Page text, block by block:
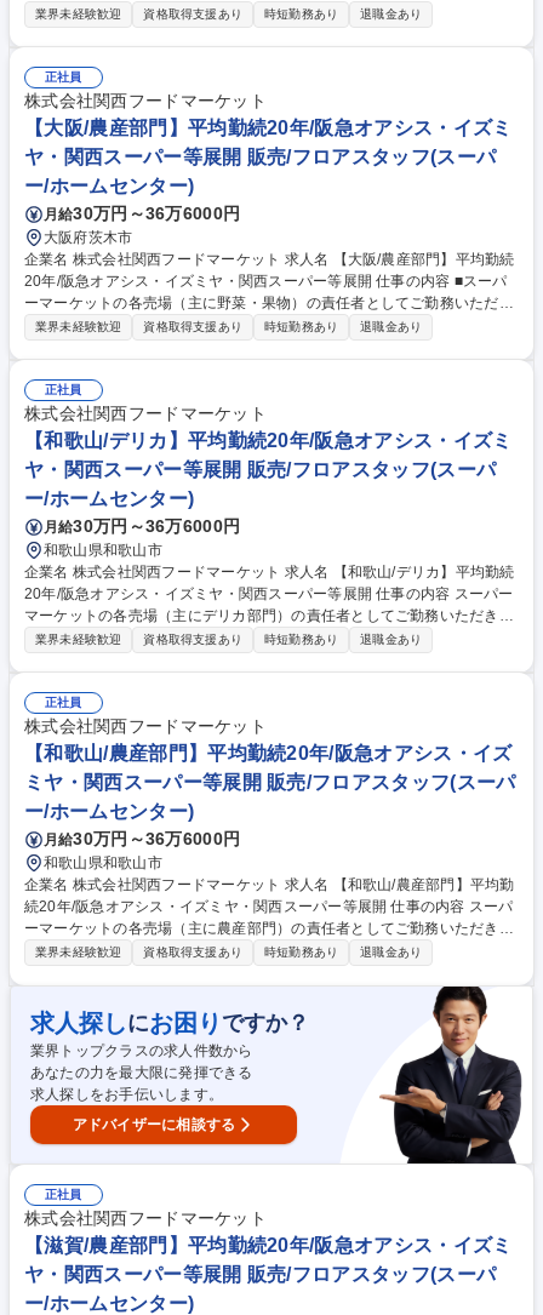
ます。将来的には適性を考慮の上、様々な部署にてご活躍頂けるキャリア
店舗売上予算 及び 利益予算達成のために、・販売計画、運営計画の立案
・計画に基づく日々の売場マネジメント ・数値面、取り組みに対する振り
返り ・部門メンバーのシフト管理、労務管理 といった業務を担当部門内
で実践していただきます。 募集職種 【京都/農産部門】平均勤続20年/阪急
オアシス・イズミヤ・関西スーパー等展開
業界未経験歓迎 資格取得支援あり 時短勤務あり 退職金あり
正社員
株式会社関西フードマーケット
【大阪/農産部門】平均勤続20年/阪急オアシス・イズミ
ヤ・関西スーパー等展開 販売/フロアスタッフ(スーパ
ー/ホームセンター)
月給30万円～36万6000円
大阪府茨木市
企業名 株式会社関西フードマーケット 求人名 【大阪/農産部門】平均勤続
20年/阪急オアシス・イズミヤ・関西スーパー等展開 仕事の内容 ■スーパ
ーマーケットの各売場（主に野菜・果物）の責任者としてご勤務いただき
ます。将来的には適性を考慮の上、様々な部署にてご活躍頂けるキャリア
店舗売上予算 及び 利益予算達成のために、・販売計画、運営計画の立案
・計画に基づく日々の売場マネジメント ・数値面、取り組みに対する振り
返り ・部門メンバーのシフト管理、労務管理 といった業務を担当部門内
で実践していただきます。 募集職種 【大阪/農産部門】平均勤続20年/阪急
オアシス・イズミヤ・関西スーパー等展開
業界未経験歓迎 資格取得支援あり 時短勤務あり 退職金あり
正社員
株式会社関西フードマーケット
【和歌山/デリカ】平均勤続20年/阪急オアシス・イズミ
ヤ・関西スーパー等展開 販売/フロアスタッフ(スーパ
ー/ホームセンター)
月給30万円～36万6000円
和歌山県和歌山市
企業名 株式会社関西フードマーケット 求人名 【和歌山/デリカ】平均勤続
20年/阪急オアシス・イズミヤ・関西スーパー等展開 仕事の内容 スーパー
マーケットの各売場（主にデリカ部門）の責任者としてご勤務いただきま
す。将来的には適性を考慮の上、様々な部署にてご活躍頂けるキャリアパ
舗売上予算 及び 利益予算達成のために、・販売計画、運営計画の立案 ・
計画に基づく日々の売場マネジメント ・数値面、取り組みに対する振り返
り ・部門メンバーのシフト管理、労務管理 といった業務を担当部門内で
実践していただきます。 募集職種 【和歌山/デリカ】平均勤続20年/阪急オ
アシス・イズミヤ・関西スーパー等展開
業界未経験歓迎 資格取得支援あり 時短勤務あり 退職金あり
正社員
株式会社関西フードマーケット
【和歌山/農産部門】平均勤続20年/阪急オアシス・イズ
ミヤ・関西スーパー等展開 販売/フロアスタッフ(スーパ
ー/ホームセンター)
月給30万円～36万6000円
和歌山県和歌山市
企業名 株式会社関西フードマーケット 求人名 【和歌山/農産部門】平均勤
続20年/阪急オアシス・イズミヤ・関西スーパー等展開 仕事の内容 スーパ
ーマーケットの各売場（主に農産部門）の責任者としてご勤務いただきま
す。将来的には適性を考慮の上、様々な部署にてご活躍頂けるキャリアパ
舗でのお仕事に慣れていただくことからスタートしますが、具体的には店
舗売上予算 及び 利益予算達成のために、・販売計画、運営計画の立案 ・
計画に基づく日々の売場マネジメント ・数値面、取り組みに対する振り返
り ・部門メンバーのシフト管理、労務管理 といった業務を担当部門内で
実践していただきます。 募集職種 【和歌山/農産部門】平均勤続20年/阪急
オアシス・イズミヤ・関西スーパー等展開
業界未経験歓迎 資格取得支援あり 時短勤務あり 退職金あり
求人探しにお困り ですか？
業界トップクラスの求人件数から
あなたの力を最大限に発揮できる
求人探しをお手伝いします。
アドバイザーに相談する
正社員
株式会社関西フードマーケット
【滋賀/農産部門】平均勤続20年/阪急オアシス・イズミ
ヤ・関西スーパー等展開 販売/フロアスタッフ(スーパ
ー/ホームセンター)